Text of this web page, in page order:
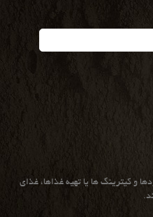
و كیترینگ ها یا تهیه غذاها، غذای